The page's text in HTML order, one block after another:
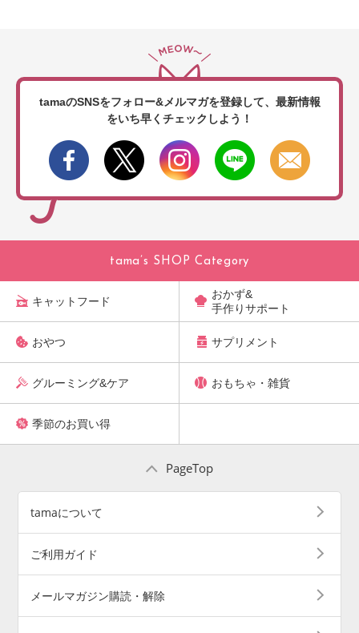
tamaのSNSをフォロー&メルマガを登録して、 最新情報
をいち早くチェックしよう！
tama’s SHOP Category
キャットフード
おかず&
手作りサポート
おやつ サプリメント
グルーミング&ケア おもちゃ・雑貨
季節のお買い得
PageTop
tamaについて
ご利用ガイド
メールマガジン購読・解除